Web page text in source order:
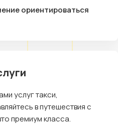
ориентироваться
услуг такси,
в путешествия с
премиум класса.